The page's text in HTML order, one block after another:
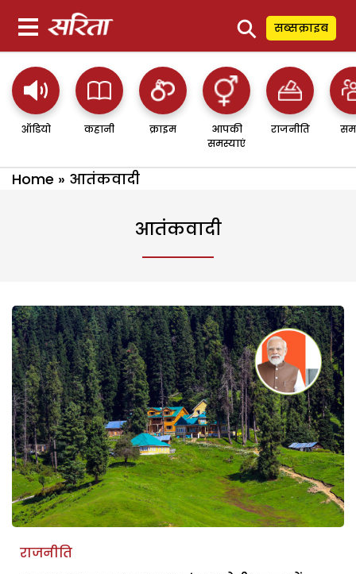
⚲ सब्सक्राइब
ऑडियो कहानी क्राइम
आपकी
समस्याएं
राजनीति
Home » आतंकवादी
आतंकवादी
राजनीति